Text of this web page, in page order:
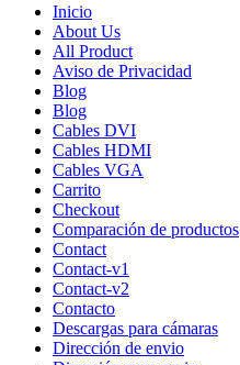
Inicio
About Us
All Product
Aviso de Privacidad
Blog
Blog
Cables DVI
Cables HDMI
Cables VGA
Carrito
Checkout
Comparación de productos
Contact
Contact-v1
Contact-v2
Contacto
Descargas para cámaras
Dirección de envio